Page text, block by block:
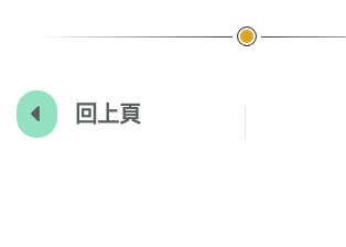
回上頁